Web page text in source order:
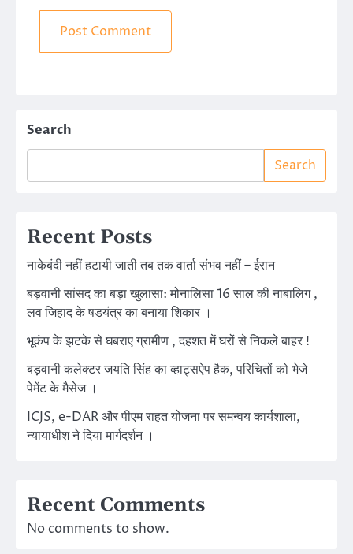
Search
Search
Recent Posts
नाकेबंदी नहीं हटायी जाती तब तक वार्ता संभव नहीं – ईरान
बड़वानी सांसद का बड़ा खुलासा: मोनालिसा 16 साल की नाबालिग ,
लव जिहाद के षडयंत्र का बनाया शिकार ।
भूकंप के झटके से घबराए ग्रामीण , दहशत में घरों से निकले बाहर !
बड़वानी कलेक्टर जयति सिंह का व्हाट्सऐप हैक, परिचितों को भेजे
पेमेंट के मैसेज ।
ICJS, e-DAR और पीएम राहत योजना पर समन्वय कार्यशाला,
न्यायाधीश ने दिया मार्गदर्शन ।
Recent Comments
No comments to show.